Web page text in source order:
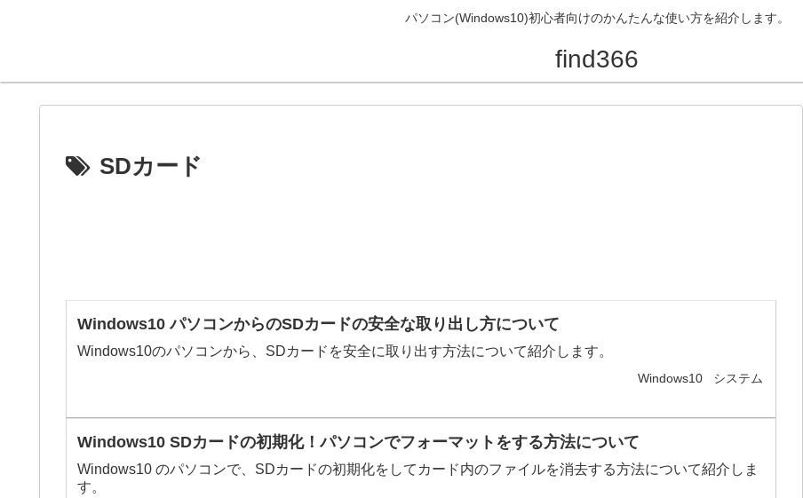
パソコン(Windows10)初心者向けのかんたんな使い方を紹介します。
find366
SDカード
Windows10 パソコンからのSDカードの安全な取り出し方について
Windows10のパソコンから、SDカードを安全に取り出す方法について紹介します。
Windows10 システム
Windows10 SDカードの初期化！パソコンでフォーマットをする方法について
Windows10 のパソコンで、SDカードの初期化をしてカード内のファイルを消去する方法について紹介しま
す。